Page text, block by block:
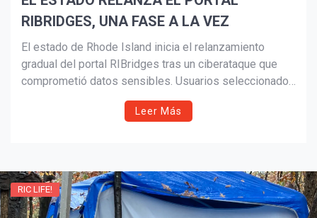
RIBRIDGES, UNA FASE A LA VEZ
El estado de Rhode Island inicia el relanzamiento
gradual del portal RIBridges tras un ciberataque que
comprometió datos sensibles. Usuarios seleccionados
recibirán instrucciones para restablecer contraseñas
mientras las autoridades evalúan la seguridad del
Leer Más
RIC LIFE!